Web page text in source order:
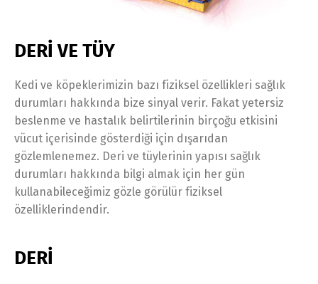
DERİ VE TÜY
Kedi ve köpeklerimizin bazı fiziksel özellikleri sağlık
durumları hakkında bize sinyal verir. Fakat yetersiz
beslenme ve hastalık belirtilerinin birçoğu etkisini
vücut içerisinde gösterdiği için dışarıdan
gözlemlenemez. Deri ve tüylerinin yapısı sağlık
durumları hakkında bilgi almak için her gün
kullanabileceğimiz gözle görülür fiziksel
özelliklerindendir.
DERİ